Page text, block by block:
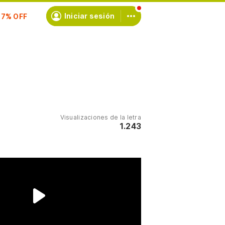
Iniciar sesión
Visualizaciones de la letra
1.243